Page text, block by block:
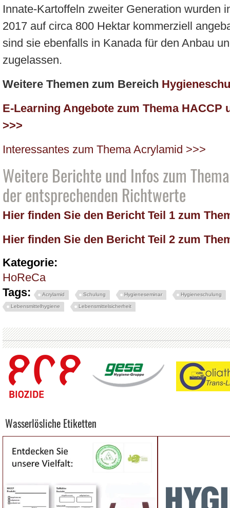
Innate-Kartoffeln zweiter Generation wurden
2017 auf circa 800 Hektar kommerziell
sind sie ebenfalls in Kanada für den Anbau
zugelassen.
Weitere Themen zum Bereich
E-Learning Angebote zum Thema HACCP
>>>
Interessantes zum Thema Acrylamid >>>
Weitere Berichte und Infos zum
der entsprechenden Richtwerte
Hier finden Sie den Bericht Teil 1 zum
Hier finden Sie den Bericht Teil 2 zum
Kategorie:
HoReCa
Tags:
Acrylamid Schulung Hygieneseminar Hygieneschulung
Lebensmittelhygiene Lebensmittelsicherheit
Wasserlösliche Etiketten